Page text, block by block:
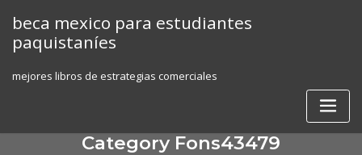
content
beca mexico para estudiantes
paquistaníes
mejores libros de estrategias comerciales
Category Fons43479